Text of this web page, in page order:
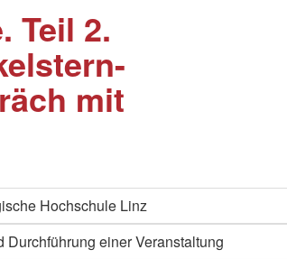
Teil 2.
mit
Hochschule Linz
Durchführung einer Veranstaltung